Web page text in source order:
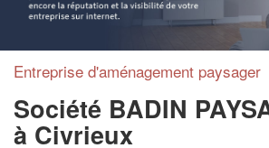
Entreprise d'aménagement paysager
Société BADIN
à Civrieux